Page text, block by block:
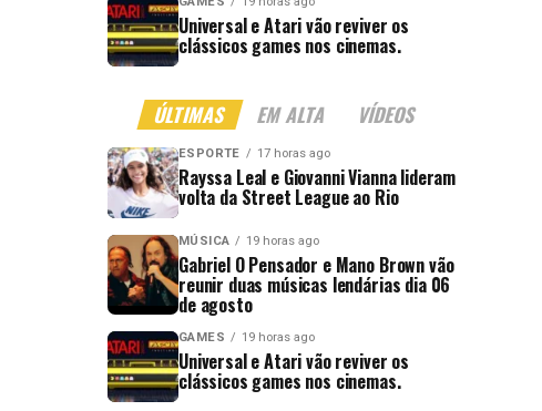
Universal e Atari vão reviver os
clássicos games nos cinemas.
ÚLTIMAS EM ALTA VÍDEOS
ESPORTE 17 horas ago
Rayssa Leal e Giovanni Vianna lideram
volta da Street League ao Rio
MÚSICA 19 horas ago
Gabriel O Pensador e Mano Brown vão
reunir duas músicas lendárias dia 06
de agosto
GAMES 19 horas ago
Universal e Atari vão reviver os
clássicos games nos cinemas.